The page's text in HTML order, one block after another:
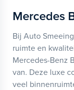
Mercedes
Bij Auto
ruimte en
Mercedes-Benz
van. Deze luxe
veel